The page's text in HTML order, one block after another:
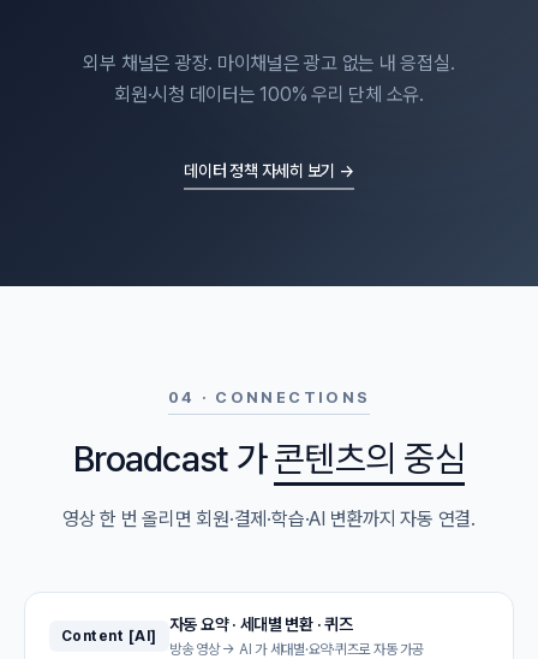
외부 채널은 광장. 마이채널은 광고 없는 내 응접실.
회원·시청 데이터는 100% 우리 단체 소유.
데이터 정책 자세히 보기 →
04 · CONNECTIONS
Broadcast 가콘텐츠의 중심
영상 한 번 올리면 회원·결제·학습·AI 변환까지 자동 연결.
Content [AI]
자동 요약 · 세대별 변환 · 퀴즈
방송 영상 → AI 가 세대별·요약·퀴즈로 자동 가공